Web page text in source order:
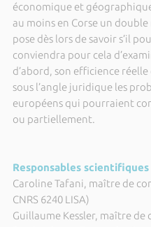
économique et
au moins en Corse un
pose dès lors de savoir s’il
conviendra pour cela
d’abord, son efficience
sous l’angle juridique les
européens qui pourraient
ou partiellement.
Responsables scientifiques
Caroline Tafani, maître de
CNRS 6240 LISA)
Guillaume Kessler, maître